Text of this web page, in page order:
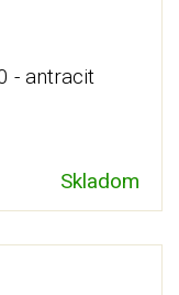
- antracit
Skladom